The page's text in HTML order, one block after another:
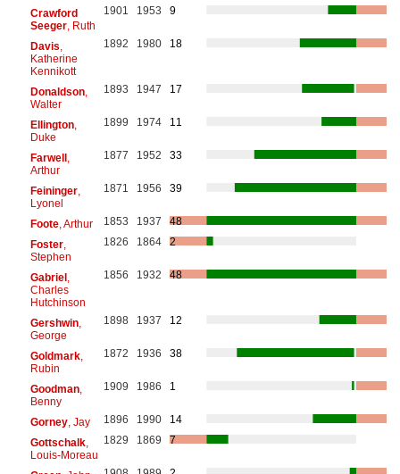
Crawford
Seeger, Ruth
1901 1953 9
Davis
Katherine
Kennikott
1892 1980 18
Donaldson,
Walter
1893 1947 17
Ellington,
Duke
1899 1974 11
Farwell,
Arthur
1877 1952 33
Feininger,
Lyonel
1871 1956 39
Foote, Arthur 1853 1937
48
Foster,
Stephen
1826 1864 2
Gabriel,
Charles
Hutchinson
1856 1932 48
Gershwin,
George
1898 1937 12
Goldmark,
Rubin
1872 1936 38
Goodman,
Benny
1909 1986 1
Gorney, Jay 1896 1990
14
Gottschalk,
Louis-Moreau
1829 1869 7